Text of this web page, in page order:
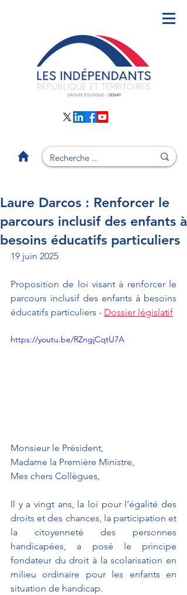
Laure Darcos : Renforcer le
parcours inclusif des enfants à
besoins éducatifs particuliers
19 juin 2025
Proposition de loi visant à renforcer le
parcours inclusif des enfants à besoins
éducatifs particuliers - Dossier législatif
https://youtu.be/RZngjCqtU7A
Monsieur le Président,
Madame la Première Ministre,
Mes chers Collègues,
Il y a vingt ans, la loi pour l’égalité des
droits et des chances, la participation et
la citoyenneté des personnes
handicapées, a posé le principe
fondateur du droit à la scolarisation en
milieu ordinaire pour les enfants en
situation de handicap.